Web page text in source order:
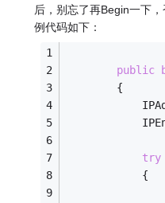
后，别忘了再Begin一下
例代码如下：
public
        {
try
            {